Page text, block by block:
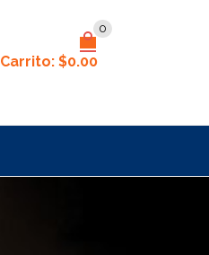
0
Carrito: $0.00